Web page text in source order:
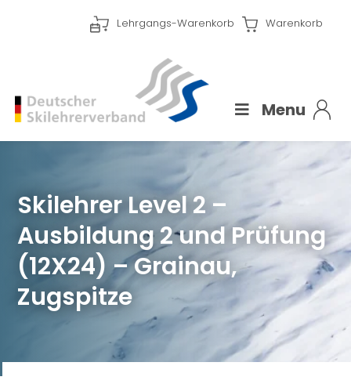
Lehrgangs-Warenkorb Warenkorb
Menu
Skilehrer Level 2 –
Ausbildung 2 und Prüfung
(12X24) – Grainau,
Zugspitze